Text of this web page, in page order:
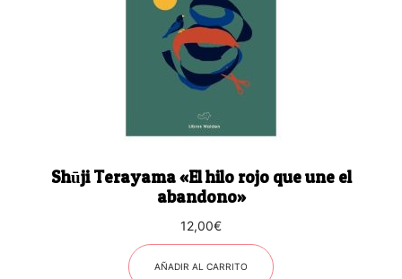
Shūji Terayama «El hilo rojo que une el
abandono»
12,00€
AÑADIR AL CARRITO